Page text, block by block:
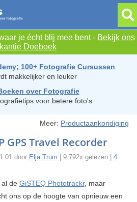
je écht blij mee bent - Bekijk ons
Doeboek
100+ Fotografie Cursussen
makkelijker en leuker
over Fotografie
voor betere foto's
Meer: Productaankondiging
GPS Travel Recorder
door Elja Trum | 9.792x gelezen | 4
al de GiSTEQ Phototrackr, maar
ons op de hoogte van opnieuw een